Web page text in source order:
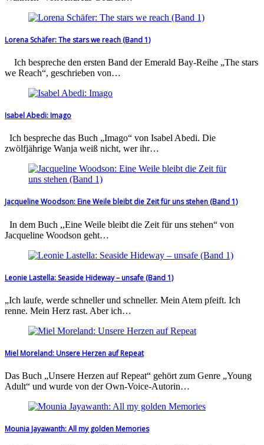
Lorena Schäfer: The stars we reach (Band 1)
Ich bespreche den ersten Band der Emerald Bay-Reihe „The stars
we Reach“, geschrieben von…
Isabel Abedi: Imago
Ich bespreche das Buch „Imago“ von Isabel Abedi. Die
zwölfjährige Wanja weiß nicht, wer ihr…
Jacqueline Woodson: Eine Weile bleibt die Zeit für uns stehen (Band 1)
In dem Buch ,,Eine Weile bleibt die Zeit für uns stehen“ von
Jacqueline Woodson geht…
Leonie Lastella: Seaside Hideway – unsafe (Band 1)
„Ich laufe, werde schneller und schneller. Mein Atem pfeift. Ich
renne. Mein Herz rast. Aber ich…
Miel Moreland: Unsere Herzen auf Repeat
Das Buch „Unsere Herzen auf Repeat“ gehört zum Genre „Young
Adult“ und wurde von der Own-Voice-Autorin…
Mounia Jayawanth: All my golden Memories